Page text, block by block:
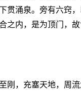
涌泉。旁有六窍
内，是为顶门
，充塞天地，